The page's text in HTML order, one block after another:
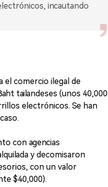
incautando
el comercio ilegal de
tailandeses (unos 40,000
electrónicos. Se han
con agencias
y decomisaron
con un valor
$40,000).